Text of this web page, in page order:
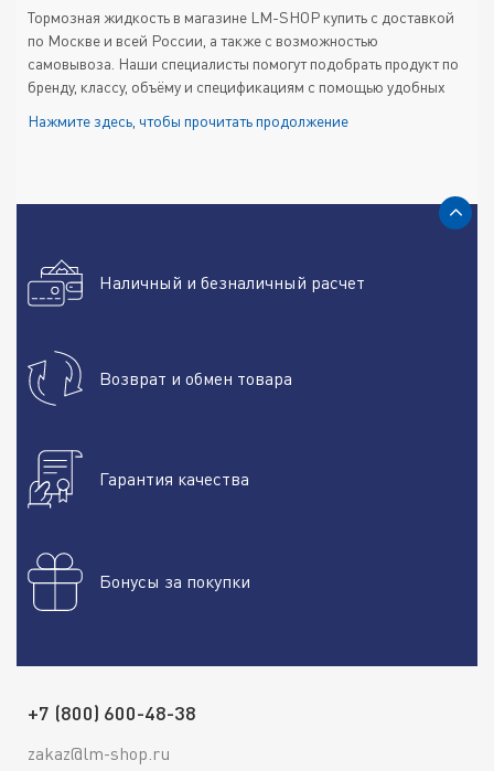
Тормозная жидкость в магазине LM-SHOP купить с доставкой
по Москве и всей России, а также с возможностью
самовывоза. Наши специалисты помогут подобрать продукт по
бренду, классу, объёму и спецификациям с помощью удобных
легковых и коммерческих автомобилей, мото- и спецтехники
По каким критериям выбирать
При покупке следует ориентироваться на:
может ухудшить работу клапанов и увеличить тормозной
путь.
с повышенными «влажными» точками кипения и низкой
вязкостью на морозе.
чувствительными уплотнениями предпочтительны
проверенные гликолевые варианты от известных брендов.
Силиконовые жидкости применяют только там, где это
Совместимость и смешиваемость. Жидкости на гликолевой
но смешивать их с силиконом нельзя. При переходе класса
Нажмите здесь, чтобы прочитать продолжение
Наличный и безналичный расчет
Возврат и обмен товара
Гарантия качества
Бонусы за покупки
+7 (800) 600-48-38
zakaz@lm-shop.ru